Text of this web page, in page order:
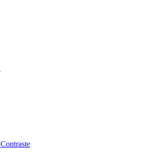
Contraste